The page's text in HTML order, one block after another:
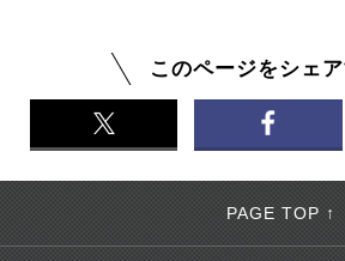
このページをシェ
PAGE TOP ↑